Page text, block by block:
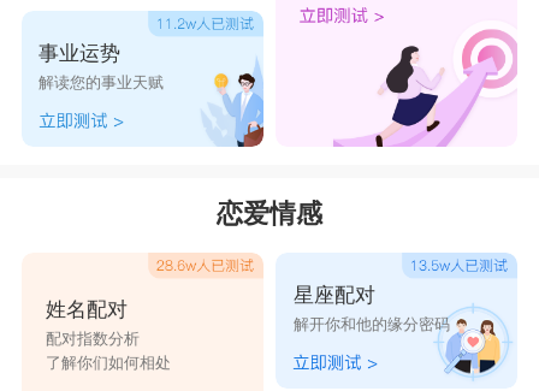
事业运势
解读您的事业天赋
恋爱情感
姓名配对
配对指数分析
了解你们如何相处
星座配对
解开你和他的缘分密码